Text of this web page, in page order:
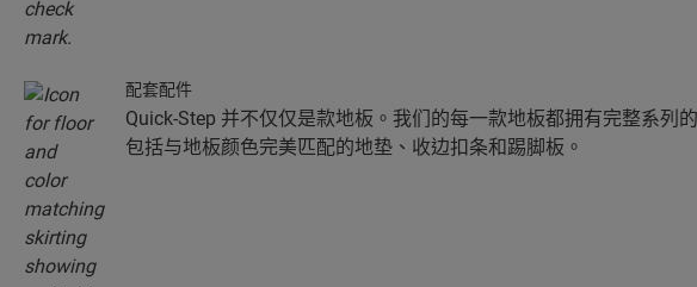
配套配件
Quick-Step 并不仅仅是款地板。我们的每一款地板都拥有完整系列的
包括与地板颜色完美匹配的地垫、收边扣条和踢脚板。